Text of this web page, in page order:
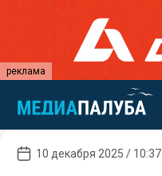
реклама
10 декабря 2025 / 10:37